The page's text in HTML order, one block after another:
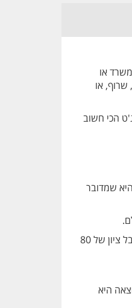
או
או
הכי חשוב
שמדובר
בדיוק כמו ביין, גם לקפה יש ציונים. כדי שקפה יקבל את התואר הנחשק "Specialty Coffee", הוא צריך לעבור מבחני טעימה עיוורים על ידי מומחים עולמיים ולקבל ציון של 80
היא